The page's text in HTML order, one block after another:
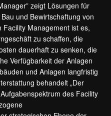
zeigt Lösungen für
und Bewirtschaftung von
Management ist es,
zu schaffen, die
dauerhaft zu senken, die
Verfügbarkeit der Anlagen
und Anlagen langfristig
behandelt „Der
des Facility